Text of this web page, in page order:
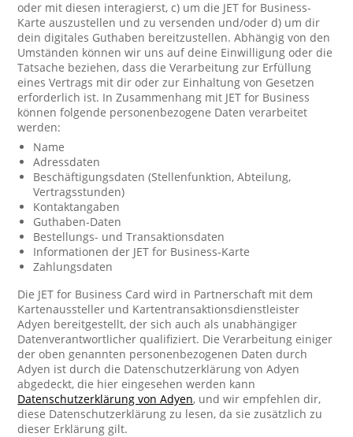
oder mit diesen interagierst, c) um die JET for Business-
Karte auszustellen und zu versenden und/oder d) um dir
dein digitales Guthaben bereitzustellen. Abhängig von den
Umständen können wir uns auf deine Einwilligung oder die
Tatsache beziehen, dass die Verarbeitung zur Erfüllung
eines Vertrags mit dir oder zur Einhaltung von Gesetzen
erforderlich ist. In Zusammenhang mit JET for Business
können folgende personenbezogene Daten verarbeitet
werden:
Name
Adressdaten
Beschäftigungsdaten (Stellenfunktion, Abteilung,
Vertragsstunden)
Kontaktangaben
Guthaben-Daten
Bestellungs- und Transaktionsdaten
Informationen der JET for Business-Karte
Zahlungsdaten
Die JET for Business Card wird in Partnerschaft mit dem
Kartenaussteller und Kartentransaktionsdienstleister
Adyen bereitgestellt, der sich auch als unabhängiger
Datenverantwortlicher qualifiziert. Die Verarbeitung einiger
der oben genannten personenbezogenen Daten durch
Adyen ist durch die Datenschutzerklärung von Adyen
abgedeckt, die hier eingesehen werden kann
Datenschutzerklärung von Adyen, und wir empfehlen dir,
diese Datenschutzerklärung zu lesen, da sie zusätzlich zu
dieser Erklärung gilt.